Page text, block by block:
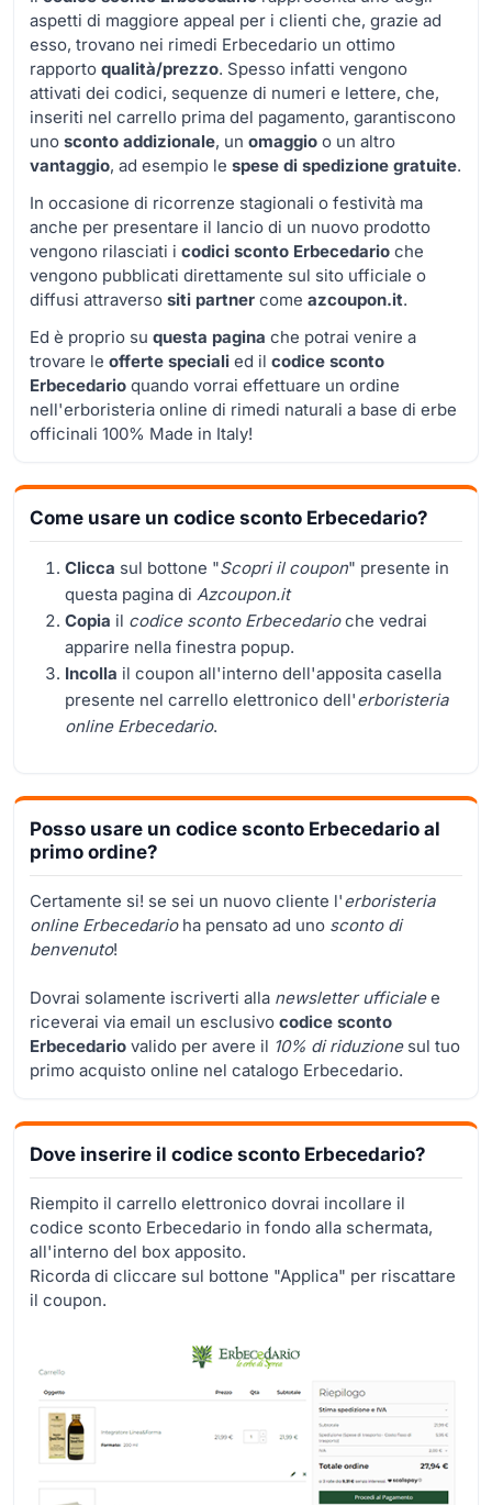
aspetti di maggiore appeal per i clienti che, grazie ad
esso, trovano nei rimedi Erbecedario un ottimo
rapporto qualità/prezzo. Spesso infatti vengono
attivati dei codici, sequenze di numeri e lettere, che,
inseriti nel carrello prima del pagamento, garantiscono
uno sconto addizionale, un omaggio o un altro
vantaggio, ad esempio le spese di spedizione gratuite.
In occasione di ricorrenze stagionali o festività ma
anche per presentare il lancio di un nuovo prodotto
vengono rilasciati i codici sconto Erbecedario che
vengono pubblicati direttamente sul sito ufficiale o
diffusi attraverso siti partner come azcoupon.it.
Ed è proprio su questa pagina che potrai venire a
trovare le offerte speciali ed il codice sconto
Erbecedario quando vorrai effettuare un ordine
nell'erboristeria online di rimedi naturali a base di erbe
officinali 100% Made in Italy!
Come usare un codice sconto Erbecedario?
Clicca sul bottone "Scopri il coupon" presente in
questa pagina di Azcoupon.it
Copia il codice sconto Erbecedarioche vedrai
apparire nella finestra popup.
Incolla il coupon all'interno dell'apposita casella
presente nel carrello elettronico dell'erboristeria
online Erbecedario.
Posso usare un codice sconto Erbecedario al
primo ordine?
Certamente si! se sei un nuovo cliente l'erboristeria
online Erbecedarioha pensato ad uno sconto di
benvenuto!
Dovrai solamente iscriverti alla newsletter ufficialee
riceverai via email un esclusivo codice sconto
Erbecedario valido per avere il 10% di riduzionesul tuo
primo acquisto online nel catalogo Erbecedario.
Dove inserire il codice sconto Erbecedario?
Riempito il carrello elettronico dovrai incollare il
codice sconto Erbecedario in fondo alla schermata,
all'interno del box apposito.
Ricorda di cliccare sul bottone "Applica" per riscattare
il coupon.